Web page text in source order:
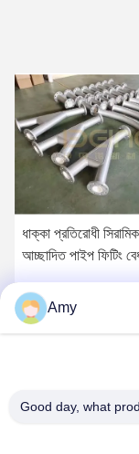
ধাক্কা প্রতিরোধী
আচ্ছাদিত পাইপ ফিটিং
Amy
Good day, what